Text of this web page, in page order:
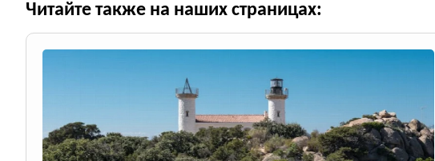
Читайте также на наших страницах: